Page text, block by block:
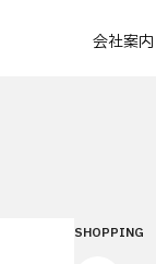
会社案内
SHOPPING